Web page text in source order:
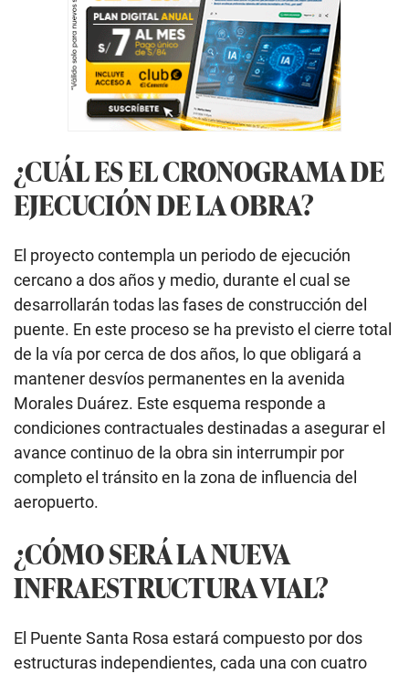
¿CUÁL ES EL CRONOGRAMA DE
EJECUCIÓN DE LA OBRA?
El proyecto contempla un periodo de ejecución
cercano a dos años y medio, durante el cual se
desarrollarán todas las fases de construcción del
puente. En este proceso se ha previsto el cierre total
de la vía por cerca de dos años, lo que obligará a
mantener desvíos permanentes en la avenida
Morales Duárez. Este esquema responde a
condiciones contractuales destinadas a asegurar el
avance continuo de la obra sin interrumpir por
completo el tránsito en la zona de influencia del
aeropuerto.
¿CÓMO SERÁ LA NUEVA
INFRAESTRUCTURA VIAL?
El Puente Santa Rosa estará compuesto por dos
estructuras independientes, cada una con cuatro